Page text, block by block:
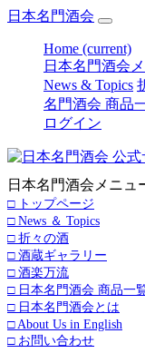
日本名門酒会
Home (current)
日本名門酒会
News & Topics
名門酒会 商品
ログイン
日本名門酒会メニュ
□ トップページ
□ News ＆ Topics
□ 折々の酒
□ 酒蔵ギャラリー
□ 酒楽万流
□ 日本名門酒会 商品一
□ 日本名門酒会とは
□ About Us in English
□ お問い合わせ